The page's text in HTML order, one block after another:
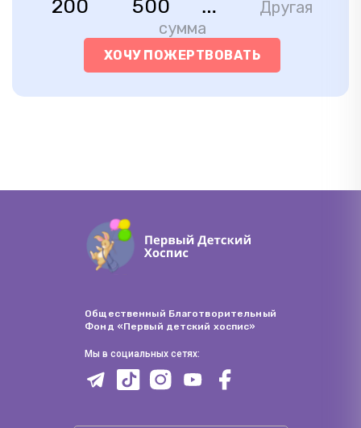
200 500
Другая
сумма
ХОЧУ ПОЖЕРТВОВАТЬ
Общественный Благотворительный
Фонд «Первый детский хоспис»
Мы в социальных сетях: